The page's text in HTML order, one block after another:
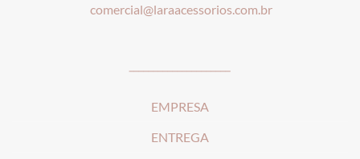
comercial@laraacessorios.com.br
EMPRESA
ENTREGA